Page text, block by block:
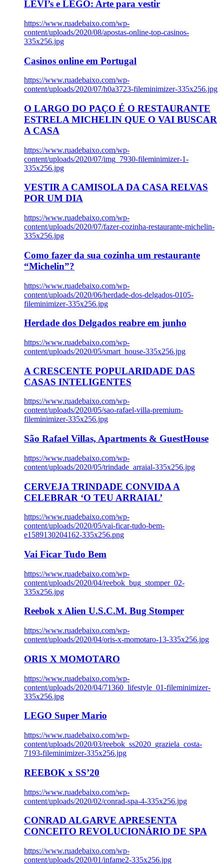
LEVI’s e LEGO: Arte para vestir
https://www.ruadebaixo.com/wp-
content/uploads/2020/08/apostas-online-top-casinos-
335x256.jpg
Casinos online em Portugal
https://www.ruadebaixo.com/wp-
content/uploads/2020/07/h0a3723-fileminimizer-335x256.jpg
O LARGO DO PAÇO É O RESTAURANTE
ESTRELA MICHELIN QUE O VAI BUSCAR
A CASA
https://www.ruadebaixo.com/wp-
content/uploads/2020/07/img_7930-fileminimizer-1-
335x256.jpg
VESTIR A CAMISOLA DA CASA RELVAS
POR UM DIA
https://www.ruadebaixo.com/wp-
content/uploads/2020/07/fazer-cozinha-restaurante-michelin-
335x256.jpg
Como fazer da sua cozinha um restaurante
“Michelin”?
https://www.ruadebaixo.com/wp-
content/uploads/2020/06/herdade-dos-delgados-0105-
fileminimizer-335x256.jpg
Herdade dos Delgados reabre em junho
https://www.ruadebaixo.com/wp-
content/uploads/2020/05/smart_house-335x256.jpg
A CRESCENTE POPULARIDADE DAS
CASAS INTELIGENTES
https://www.ruadebaixo.com/wp-
content/uploads/2020/05/sao-rafael-villa-premium-
fileminimizer-335x256.jpg
São Rafael Villas, Apartments & GuestHouse
https://www.ruadebaixo.com/wp-
content/uploads/2020/05/trindade_arraial-335x256.jpg
CERVEJA TRINDADE CONVIDA A
CELEBRAR ‘O TEU ARRAIAL’
https://www.ruadebaixo.com/wp-
content/uploads/2020/05/vai-ficar-tudo-bem-
e1589130204162-335x256.png
Vai Ficar Tudo Bem
https://www.ruadebaixo.com/wp-
content/uploads/2020/04/reebok_bug_stomper_02-
335x256.jpg
Reebok x Alien U.S.C.M. Bug Stomper
https://www.ruadebaixo.com/wp-
content/uploads/2020/04/oris-x-momotaro-13-335x256.jpg
ORIS X MOMOTARO
https://www.ruadebaixo.com/wp-
content/uploads/2020/04/71360_lifestyle_01-fileminimizer-
335x256.jpg
LEGO Super Mario
https://www.ruadebaixo.com/wp-
content/uploads/2020/03/reebok_ss2020_graziela_costa-
7193-fileminimizer-335x256.jpg
REEBOK x SS’20
https://www.ruadebaixo.com/wp-
content/uploads/2020/02/conrad-spa-4-335x256.jpg
CONRAD ALGARVE APRESENTA
CONCEITO REVOLUCIONÁRIO DE SPA
https://www.ruadebaixo.com/wp-
content/uploads/2020/01/infame2-335x256.jpg